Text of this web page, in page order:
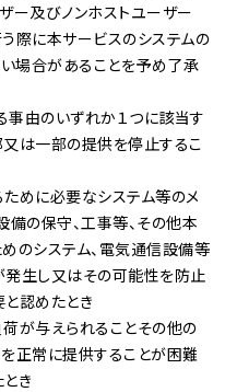
ー及びノンホストユーザー
際に本サービスのシステムの
場合があることを予め了承
由のいずれか１つに該当す
又は一部の提供を停止するこ
ために必要なシステム等のメ
備の保守、工事等、その他本
のシステム、電気通信設備等
生し又はその可能性を防止
認めたとき
荷が与えられることその他の
正常に提供することが困難
き